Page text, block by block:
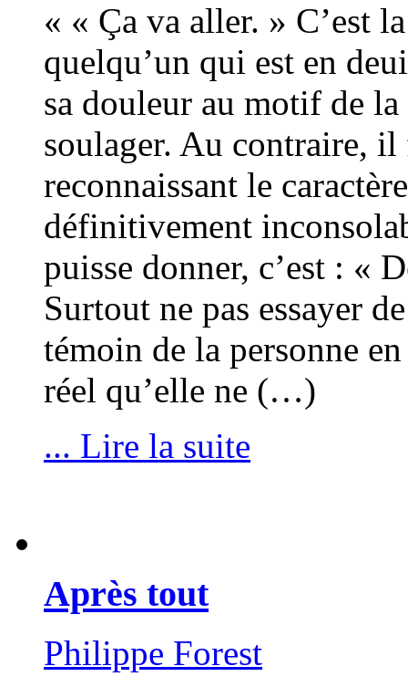
« « Ça va aller. » C’est
quelqu’un qui est en
sa douleur au motif de la
soulager. Au contraire,
reconnaissant le
définitivement
puisse donner, c’est : «
Surtout ne pas essayer
témoin de la personne
réel qu’elle ne (…)
... Lire la suite
Après tout
Philippe Forest